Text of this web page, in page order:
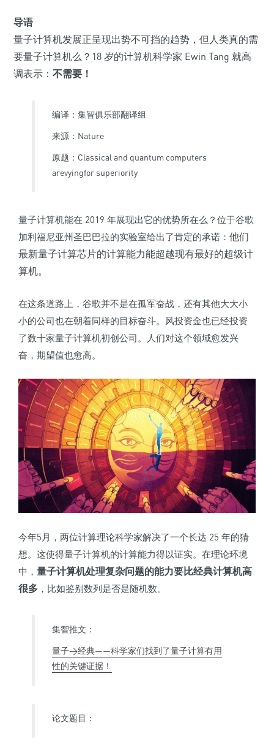
导语
量子计算机发展正呈现出势不可挡的趋势，但人类真的需
要量子计算机么？18 岁的计算机科学家 Ewin Tang 就高
调表示： 不需要！
编译：集智俱乐部翻译组
来源：Nature
原题：Classical and quantum computers
arevyingfor superiority
量子计算机能在 2019 年展现出它的优势所在么？位于谷歌
加利福尼亚州圣巴巴拉的实验室给出了肯定的承诺： 他们
最新量子计算芯片的计算能力能超越现有最好的超级计
算机。
在这条道路上，谷歌并不是在孤军奋战，还有其他大大小
小的公司也在朝着同样的目标奋斗。风投资金也已经投资
了数十家量子计算机初创公司。人们对这个领域愈发兴
奋，期望值也愈高。
今年5月，两位计算理论科学家解决了一个长达 25 年的猜
想。这使得量子计算机的计算能力得以证实。在理论环境
中， 量子计算机处理复杂问题的能力要比经典计算机高
很多 ，比如鉴别数列是否是随机数。
集智推文：
量子>经典——科学家们找到了量子计算有用
性的关键证据！
论文题目：